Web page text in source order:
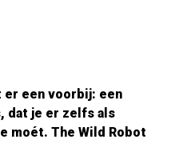
er een voorbij: een
dat je er zelfs als
moét. The Wild Robot